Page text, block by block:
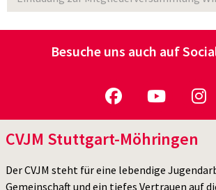
Besuche uns auch auf
CVJM Stuttgart-Möhringen
Der CVJM steht für eine lebendige
Gemeinschaft und ein tiefes Vertrauen auf